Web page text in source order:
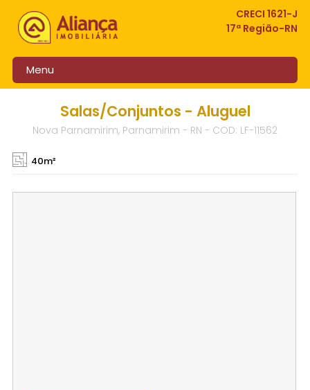
CRECI 1621-J
17ª Região-RN
Menu
Salas/Conjuntos - Aluguel
Nova Parnamirim, Parnamirim - RN - COD: LF-11562
40m²